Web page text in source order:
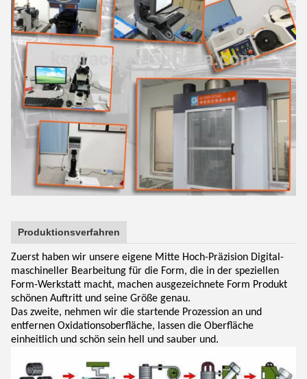
Produktionsverfahren
Zuerst haben wir unsere eigene Mitte Hoch-Präzision Digital-
maschineller Bearbeitung für die Form, die in der speziellen
Form-Werkstatt macht, machen ausgezeichnete Form Produkt
schönen Auftritt und seine Größe genau.
Das zweite, nehmen wir die startende Prozession an und
entfernen Oxidationsoberfläche, lassen die Oberfläche
einheitlich und schön sein hell und sauber und.